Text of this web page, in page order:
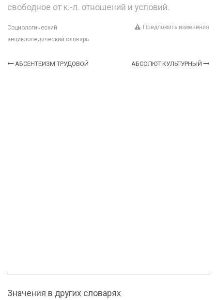
свободное от к.-л. отношений и условий.
Социологический
энциклопедический словарь
Предложить изменения
АБСЕНТЕИЗМ ТРУДОВОЙ АБСОЛЮТ КУЛЬТУРНЫЙ
Значения в других словарях